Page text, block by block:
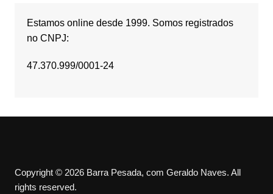
Estamos online desde 1999. Somos registrados
no CNPJ:
47.370.999/0001-24
Copyright © 2026 Barra Pesada, com Geraldo Naves. All
rights reserved.